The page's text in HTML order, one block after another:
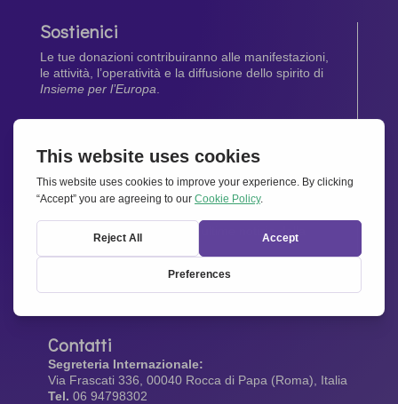
Sostienici
Le tue donazioni contribuiranno alle manifestazioni,
le attività, l’operatività e la diffusione dello spirito di
Insieme per l’Europa
Newsletter
Rimani aggiornato di tutte le ultime notizie dalla
Iscriviti Subito
Contatti
Segreteria Internazionale:
Via Frascati 336, 00040 Rocca di Papa (Roma), Italia
Tel. 06 94798302